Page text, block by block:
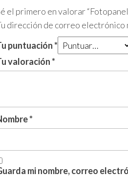
el primero en valorar
dirección de correo electrónico
puntuación*
valoración*
*
mi nombre, correo